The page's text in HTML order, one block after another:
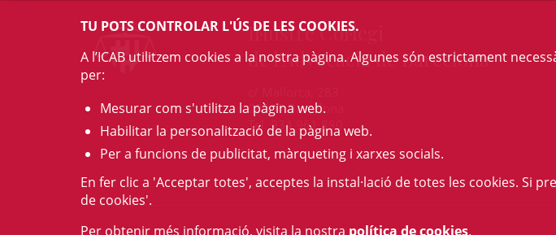
Il·lustre Col·legi
de l'Advocacia de Barcelona
08037 Barcelona
Tel. 934 961 880
TU POTS CONTROLAR L'ÚS DE LES COOKIES.
A l’ICAB utilitzem cookies a la nostra pàgina. Algunes són estrictament
per:
Mesurar com s'utilitza la pàgina web.
Habilitar la personalització de la pàgina web.
Per a funcions de publicitat, màrqueting i xarxes socials.
En fer clic a 'Acceptar totes', acceptes la instal·lació de totes les cookies. Si
de cookies'.
Per obtenir més informació, visita la nostra política de cookies.